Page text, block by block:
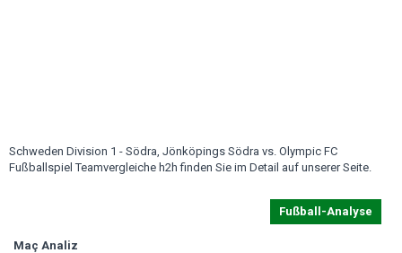
Schweden Division 1 - Södra, Jönköpings Södra vs. Olympic FC
Fußballspiel Teamvergleiche h2h finden Sie im Detail auf unserer Seite.
Fußball-Analyse
Maç Analiz